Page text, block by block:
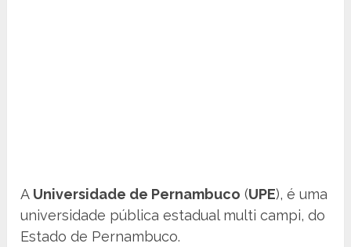
A Universidade de Pernambuco (UPE), é uma
universidade pública estadual multi campi, do
Estado de Pernambuco.